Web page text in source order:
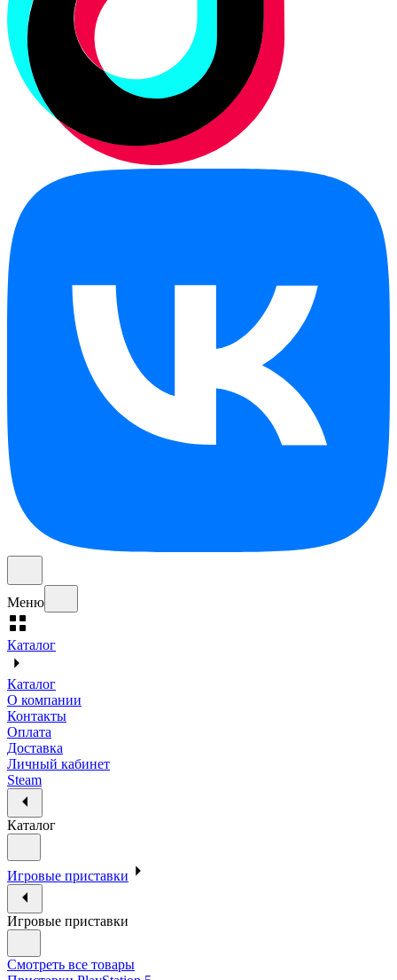
Меню
Каталог
Каталог
О компании
Контакты
Оплата
Доставка
Личный кабинет
Steam
Каталог
Игровые приставки
Игровые приставки
Смотреть все товары